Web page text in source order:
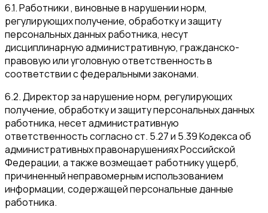
6.1. Работники , виновные в нарушении норм,
регулирующих получение, обработку и защиту
персональных данных работника, несут
дисциплинарную административную, гражданско-
правовую или уголовную ответственность в
соответствии с федеральными законами.
6.2. Директор за нарушение норм, регулирующих
получение, обработку и защиту персональных данных
работника, несет административную
ответственность согласно ст. 5.27 и 5.39 Кодекса об
административных правонарушениях Российской
Федерации, а также возмещает работнику ущерб,
причиненный неправомерным использованием
информации, содержащей персональные данные
работника.